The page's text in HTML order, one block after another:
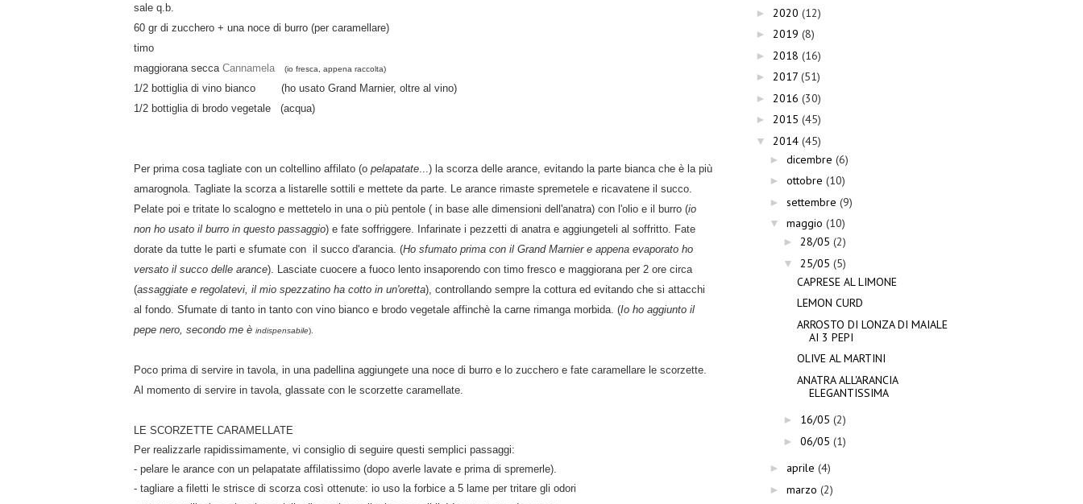
sale q.b.
60 gr di zucchero + una noce di burro (per caramellare)
timo
maggiorana secca Cannamela (io fresca, appena raccolta)
1/2 bottiglia di vino bianco (ho usato Grand Marnier, oltre al vino)
1/2 bottiglia di brodo vegetale (acqua)
Per prima cosa tagliate con un coltellino affilato (o pelapatate...) la scorza delle arance, evitando la parte bianca che è la più
amarognola. Tagliate la scorza a listarelle sottili e mettete da parte. Le arance rimaste spremetele e ricavatene il succo.
Pelate poi e tritate lo scalogno e mettetelo in una o più pentole ( in base alle dimensioni dell'anatra) con l'olio e il burro (io
non ho usato il burro in questo passaggio) e fate soffriggere. Infarinate i pezzetti di anatra e aggiungeteli al soffritto. Fate
dorate da tutte le parti e sfumate con il succo d'arancia. (Ho sfumato prima con il Grand Marnier e appena evaporato ho
versato il succo delle arance). Lasciate cuocere a fuoco lento insaporendo con timo fresco e maggiorana per 2 ore circa
(assaggiate e regolatevi, il mio spezzatino ha cotto in un'oretta), controllando sempre la cottura ed evitando che si attacchi
al fondo. Sfumate di tanto in tanto con vino bianco e brodo vegetale affinchè la carne rimanga morbida. (Io ho aggiunto il
pepe nero, secondo me è indispensabile).
Poco prima di servire in tavola, in una padellina aggiungete una noce di burro e lo zucchero e fate caramellare le scorzette.
Al momento di servire in tavola, glassate con le scorzette caramellate.
LE SCORZETTE CARAMELLATE
Per realizzarle rapidissimamente, vi consiglio di seguire questi semplici passaggi:
- pelare le arance con un pelapatate affilatissimo (dopo averle lavate e prima di spremerle).
- tagliare a filetti le strisce di scorza così ottenute: io uso la forbice a 5 lame per tritare gli odori
► 2020 (12)
► 2019 (8)
► 2018 (16)
► 2017 (51)
► 2016 (30)
► 2015 (45)
▼ 2014 (45)
► dicembre (6)
► ottobre (10)
► settembre (9)
▼ maggio (10)
► 28/05 (2)
▼ 25/05 (5)
CAPRESE AL LIMONE
LEMON CURD
ARROSTO DI LONZA DI MAIALE
AI 3 PEPI
OLIVE AL MARTINI
ANATRA ALL'ARANCIA
ELEGANTISSIMA
► 16/05 (2)
► 06/05 (1)
► aprile (4)
► marzo (2)